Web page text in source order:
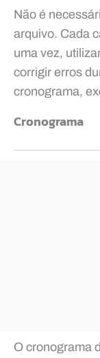
Não é
arquivo. Cada
uma vez,
corrigir erros
cronograma,
Cronograma
O cronograma